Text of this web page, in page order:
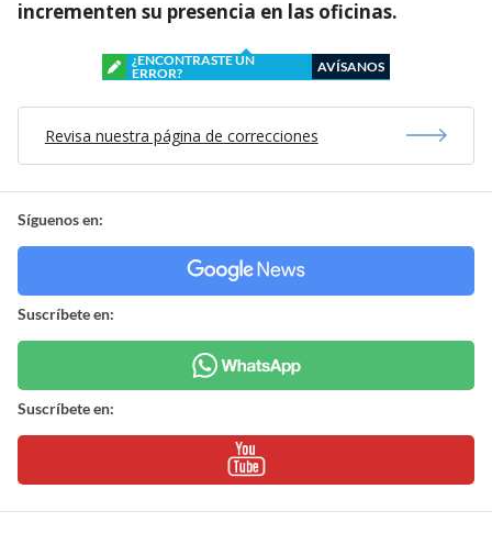
incrementen su presencia en las oficinas.
¿ENCONTRASTE UN
ERROR?
AVÍSANOS
Revisa nuestra página de correcciones
Síguenos en:
Suscríbete en:
Suscríbete en: